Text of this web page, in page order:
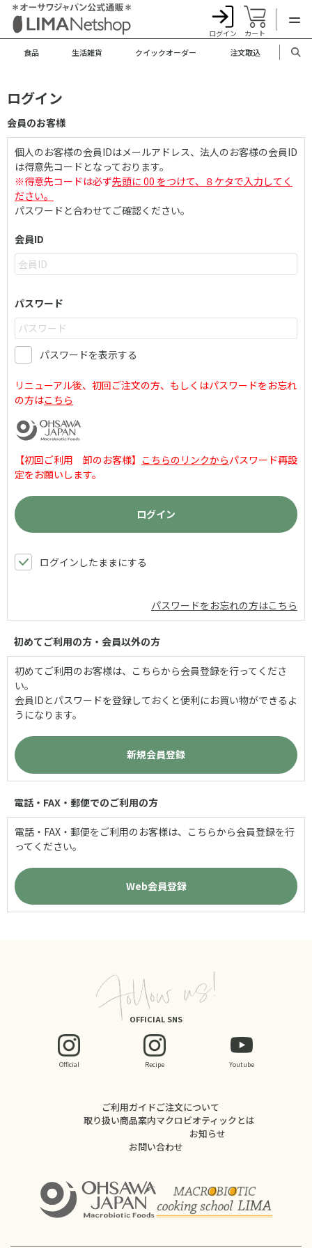
ログイン カート
食品 生活雑貨 クイックオーダー 注文取込
ログイン
会員のお客様
個人のお客様の会員IDはメールアドレス、法人のお客様の会員ID
は得意先コードとなっております。
※得意先コードは必ず先頭に 00 をつけて、８ケタで入力してく
ださい。
パスワードと合わせてご確認ください。
会員ID
パスワード
パスワードを表示する
リニューアル後、初回ご注文の方、もしくはパスワードをお忘れ
の方はこちら
【初回ご利用 卸のお客様】 こちらのリンクからパスワード再設
定をお願いします。
ログインしたままにする
パスワードをお忘れの方はこちら
初めてご利用の方・会員以外の方
初めてご利用のお客様は、こちらから会員登録を行ってくださ
い。
会員IDとパスワードを登録しておくと便利にお買い物ができるよ
うになります。
電話・FAX・郵便でのご利用の方
電話・FAX・郵便をご利用のお客様は、こちらから会員登録を行
ってください。
OFFICIAL SNS
Official Recipe Youtube
ご利用ガイドご注文について
取り扱い商品案内マクロビオティックとは
お知らせ
お問い合わせ